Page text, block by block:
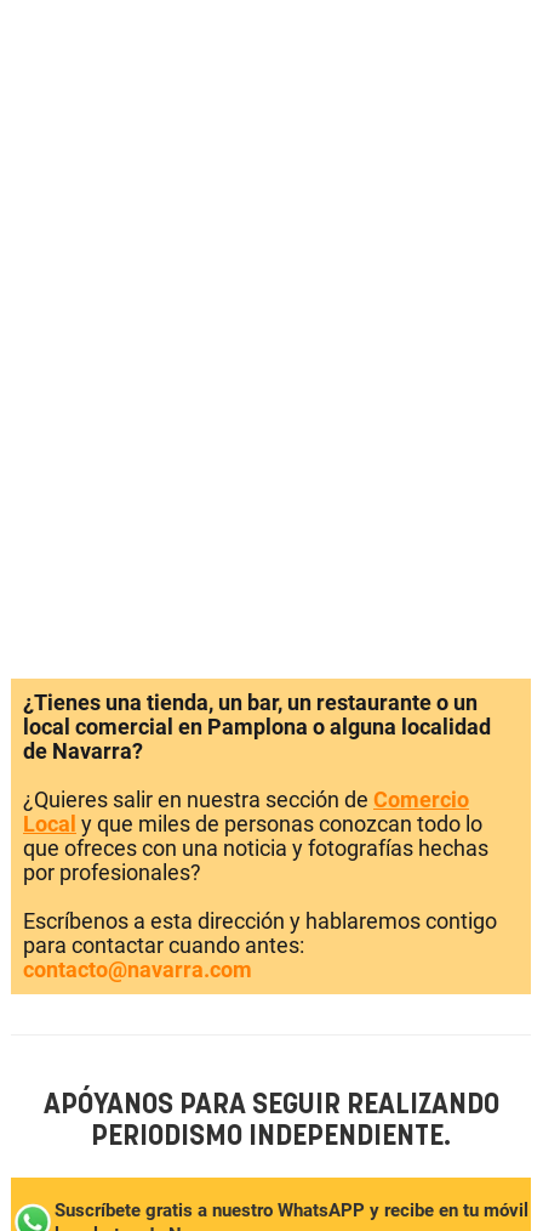
¿Tienes una tienda, un bar, un restaurante o un
local comercial en Pamplona o alguna localidad
de Navarra?
¿Quieres salir en nuestra sección de Comercio
Local y que miles de personas conozcan todo lo
que ofreces con una noticia y fotografías hechas
por profesionales?
Escríbenos a esta dirección y hablaremos contigo
para contactar cuando antes:
contacto@navarra.com
APÓYANOS PARA SEGUIR REALIZANDO
PERIODISMO INDEPENDIENTE.
Suscríbete gratis a nuestro WhatsAPP y recibe en tu móvil